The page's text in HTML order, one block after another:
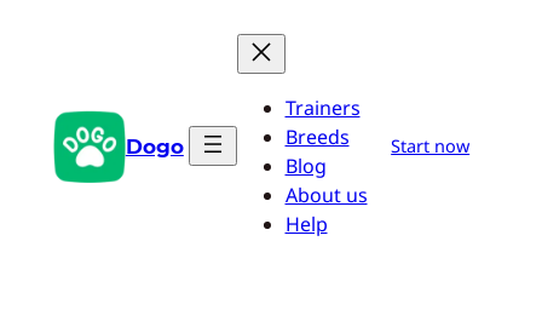
conteúdo Dogo
Trainers
Breeds
Blog
About us
Help
Start now